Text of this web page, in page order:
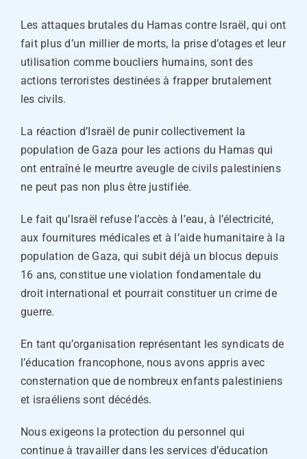
Les attaques brutales du Hamas contre Israël, qui ont
fait plus d’un millier de morts, la prise d’otages et leur
utilisation comme boucliers humains, sont des
actions terroristes destinées à frapper brutalement
les civils.
La réaction d’Israël de punir collectivement la
population de Gaza pour les actions du Hamas qui
ont entraîné le meurtre aveugle de civils palestiniens
ne peut pas non plus être justifiée.
Le fait qu’Israël refuse l’accès à l’eau, à l’électricité,
aux fournitures médicales et à l’aide humanitaire à la
population de Gaza, qui subit déjà un blocus depuis
16 ans, constitue une violation fondamentale du
droit international et pourrait constituer un crime de
guerre.
En tant qu’organisation représentant les syndicats de
l’éducation francophone, nous avons appris avec
consternation que de nombreux enfants palestiniens
et israéliens sont décédés.
Nous exigeons la protection du personnel qui
continue à travailler dans les services d’éducation